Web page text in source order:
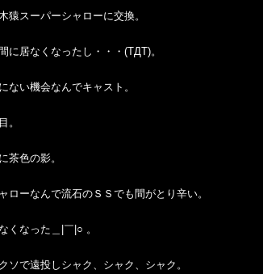
猿スーパーシャローに交換。
に居なくなったし・・・(TДT)。
ない機会なんでキャスト。
。
茶色の影。
ローなんで流石のＳＳでも間がとり辛い。
くなった＿|￣|○ 。
ソで遠投しシャク、シャク、シャク。